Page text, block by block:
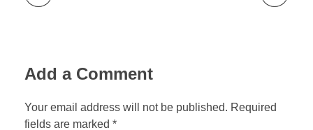
Add a Comment
Your email address will not be published. Required
fields are marked *